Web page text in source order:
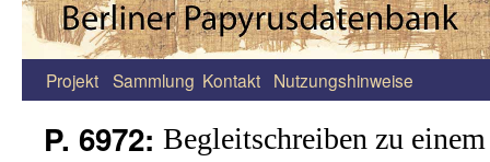
Zum
Projekt Sammlung Kontakt Nutzungshinweise
P. 6972: Begleitschreiben zu